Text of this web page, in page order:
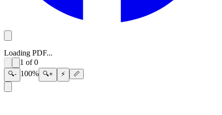
Loading PDF...
1 of0
🔍- 100% 🔍+ ⚡ 📏